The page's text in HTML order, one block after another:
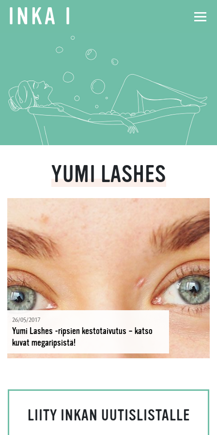
INKA I
YUMI LASHES
26/05/2017
Yumi Lashes -ripsien kestotaivutus – katso
kuvat megaripsistä!
LIITY INKAN UUTISLISTALLE